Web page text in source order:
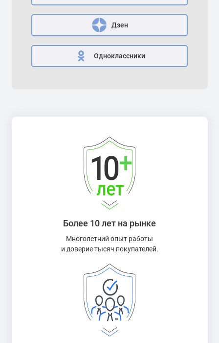
Дзен
Одноклассники
Более 10 лет на рынке
Многолетний опыт работы
и доверие тысяч покупателей.